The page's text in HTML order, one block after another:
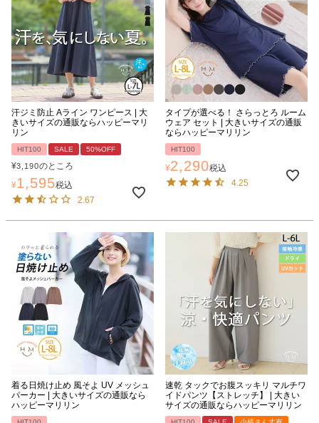
汗ジミ防止 Aライン ワンピース | 大
きいサイズの通販ならハッピーマリ
リン
HIT100 SALE 50%OFF
¥3,190のところ
¥1,595税込
2.67
タイプが選べる！ さらっとろ ルーム
ウェア セット | 大きいサイズの通販
ならハッピーマリリン
HIT100
¥2,290税込
4.25
着る日焼け止め 風そよ UV メッシュ
パーカー | 大きいサイズの通販なら
ハッピーマリリン
速乾 タックでお腹スッキリ マルチワ
イドパンツ【ストレッチ】 | 大きい
サイズの通販ならハッピーマリリン